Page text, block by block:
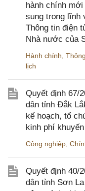
hành chính
sung trong lĩnh
Thông tin điện
Nhà nước của
Hành chính
lịch
Quyết định 67/
dân tỉnh Đắk
kế hoạch, tổ
kinh phí
Công nghiệp
Quyết định 40/
dân tỉnh Sơn